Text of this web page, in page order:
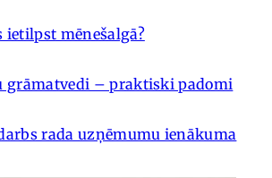
ietilpst mēnešalgā?
grāmatvedi – praktiski padomi
rada uzņēmumu ienākuma